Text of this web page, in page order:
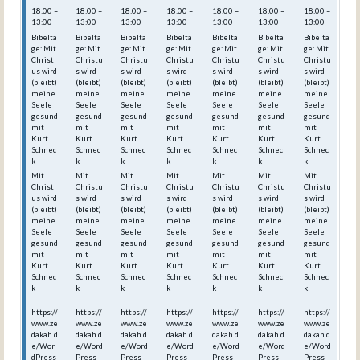
18:00 –
13:00
Bibelta
ge: Mit
Christ
us wird
(bleibt)
meine
Seele
gesund
mit
Kurt
Schnec
k
Mit
Christ
us wird
(bleibt)
meine
Seele
gesund
mit
Kurt
Schnec
k
https://
www.ze
dakah.d
e/Wor
dPress
18:00 –
13:00
Bibelta
ge: Mit
Christu
s wird
(bleibt)
meine
Seele
gesund
mit
Kurt
Schnec
k
Mit
Christu
s wird
(bleibt)
meine
Seele
gesund
mit
Kurt
Schnec
k
https://
www.ze
dakah.d
e/Word
Press_
18:00 –
13:00
Bibelta
ge: Mit
Christu
s wird
(bleibt)
meine
Seele
gesund
mit
Kurt
Schnec
k
Mit
Christu
s wird
(bleibt)
meine
Seele
gesund
mit
Kurt
Schnec
k
https://
www.ze
dakah.d
e/Word
Press_
18:00 –
13:00
Bibelta
ge: Mit
Christu
s wird
(bleibt)
meine
Seele
gesund
mit
Kurt
Schnec
k
Mit
Christu
s wird
(bleibt)
meine
Seele
gesund
mit
Kurt
Schnec
k
https://
www.ze
dakah.d
e/Word
Press_
18:00 –
13:00
Bibelta
ge: Mit
Christu
s wird
(bleibt)
meine
Seele
gesund
mit
Kurt
Schnec
k
Mit
Christu
s wird
(bleibt)
meine
Seele
gesund
mit
Kurt
Schnec
k
https://
www.ze
dakah.d
e/Word
Press_
18:00 –
13:00
Bibelta
ge: Mit
Christu
s wird
(bleibt)
meine
Seele
gesund
mit
Kurt
Schnec
k
Mit
Christu
s wird
(bleibt)
meine
Seele
gesund
mit
Kurt
Schnec
k
https://
www.ze
dakah.d
e/Word
Press_
18:00 –
13:00
Bibelta
ge: Mit
Christu
s wird
(bleibt)
meine
Seele
gesund
mit
Kurt
Schnec
k
Mit
Christu
s wird
(bleibt)
meine
Seele
gesund
mit
Kurt
Schnec
k
https://
www.ze
dakah.d
e/Word
Press_